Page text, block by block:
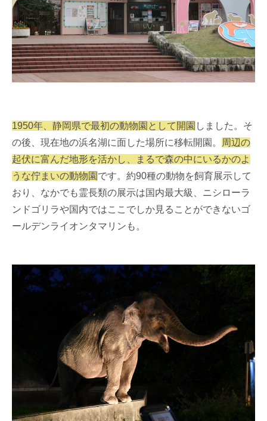
1950年、静岡県で最初の動物園として開園 しました。そ
の後、現在地の浜名湖に面した場所に移転開園。
周辺の
起伏に富んだ地形を活かし、まるで森の中にいるかのよ
うな佇まいの動物園 です。約90種の動物を飼育展示して
おり、なかでも霊長類の展示は国内最大級、ニシローラ
ンドゴリラや国内ではここでしか見ることができないゴ
ールデンライオンタマリンも。